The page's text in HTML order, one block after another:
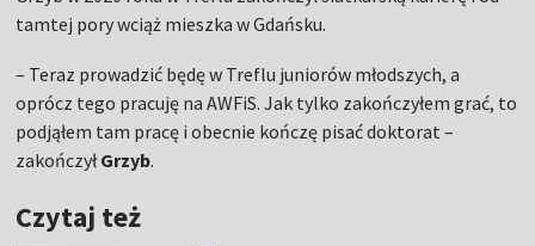
tamtej pory wciąż mieszka w Gdańsku.
– Teraz prowadzić będę w Treflu juniorów młodszych, a
oprócz tego pracuję na AWFiS. Jak tylko zakończyłem grać, to
podjąłem tam pracę i obecnie kończę pisać doktorat –
zakończyłGrzyb.
Czytaj też